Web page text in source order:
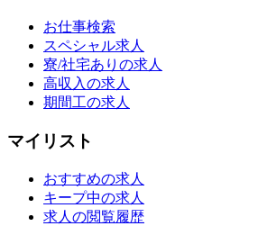
お仕事検索
スペシャル求人
寮/社宅ありの求人
高収入の求人
期間工の求人
マイリスト
おすすめの求人
キープ中の求人
求人の閲覧履歴